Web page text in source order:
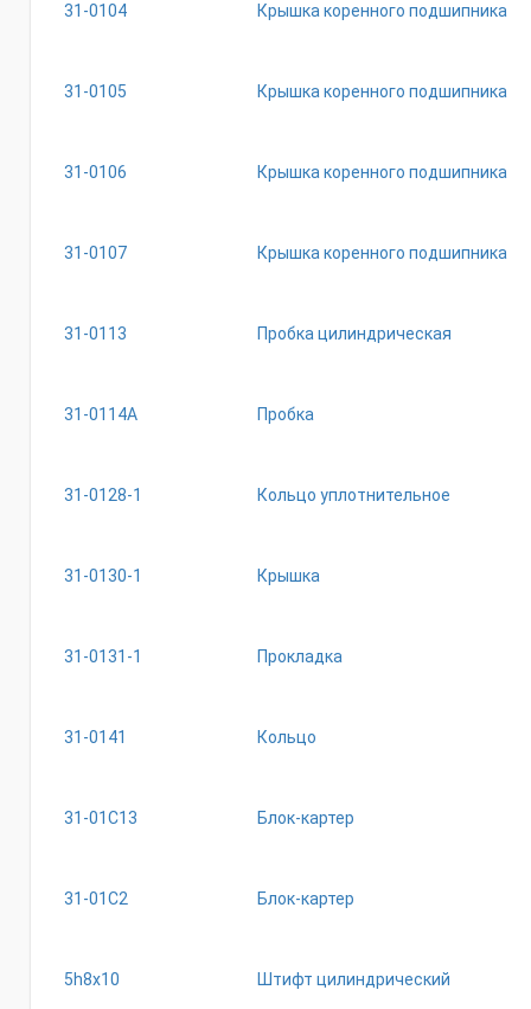
31-0104 Крышка коренного подшипника
31-0105 Крышка коренного подшипника
31-0106 Крышка коренного подшипника
31-0107 Крышка коренного подшипника
31-0113 Пробка цилиндрическая
31-0114А Пробка
31-0128-1 Кольцо уплотнительное
31-0130-1 Крышка
31-0131-1 Прокладка
31-0141 Кольцо
31-01С13 Блок-картер
31-01С2 Блок-картер
5h8х10 Штифт цилиндрический